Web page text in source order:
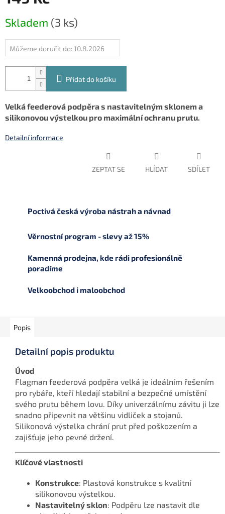
cena:
Skladem (3 ks)
Můžeme doručit do: 10.8.2026
Přidat do košíku
Velká feederová podpěra s nastavitelným sklonem a
silikonovou výstelkou pro maximální ochranu prutu.
Detailní informace
ZEPTAT SE HLÍDAT SDÍLET
Poctivá česká výroba nástrah a návnad
Věrnostní program - slevy až 15%
Kamenná prodejna, kde rádi profesionálně
poradíme
Velkoobchod i maloobchod
Popis
Detailní popis produktu
Úvod
Flagman feederová podpěra velká je ideálním řešením
pro rybáře, kteří hledají stabilní a bezpečné umístění
svého prutu během lovu. Díky univerzálnímu závitu ji lze
snadno připevnit na většinu vidliček a stojanů.
Silikonová výstelka chrání prut před poškozením a
zajišťuje jeho pevné držení.
Klíčové vlastnosti
Konstrukce: Plastová konstrukce s kvalitní
silikonovou výstelkou.
Nastavitelný sklon: Podpěru lze nastavit dle